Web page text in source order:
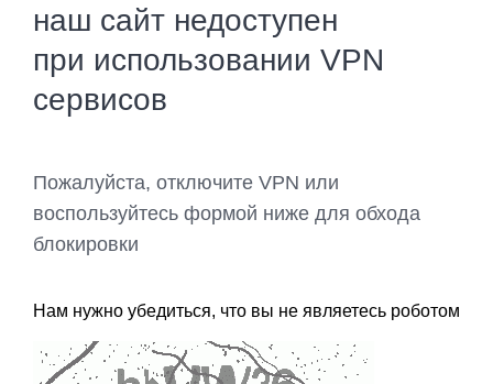
наш сайт недоступен
при использовании VPN
сервисов
Пожалуйста, отключите VPN или
воспользуйтесь формой ниже для обхода
блокировки
Нам нужно убедиться, что вы не являетесь роботом